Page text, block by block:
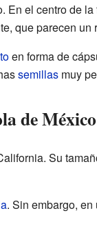
En el centro de la
que parecen un
en forma de
semillasmuy
de México
Su
. Sin embargo, en